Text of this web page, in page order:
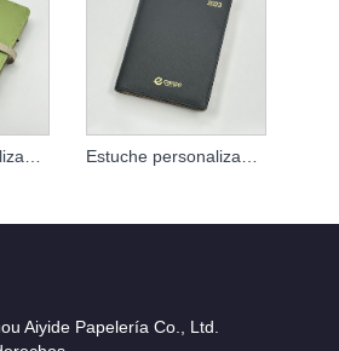
Aiyide Papelería Co., Ltd.